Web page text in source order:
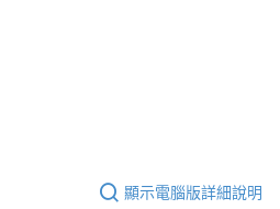
顯示電腦版詳細說明